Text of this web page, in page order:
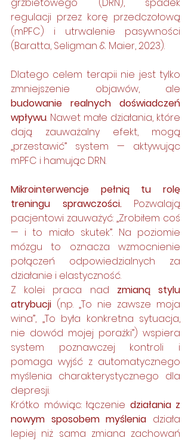
regulacji przez korę przedczołową
(mPFC) i utrwalenie pasywności
(Baratta, Seligman & Maier, 2023).
Dlatego celem terapii nie jest tylko
budowanie realnych doświadczeń
wpływu. Nawet małe działania, które
dają zauważalny efekt, mogą
„przestawić” system — aktywując
mPFC i hamując DRN.
Mikrointerwencje
pełnią tu rolę
treningu sprawczości. Pozwalają
pacjentowi zauważyć: „Zrobiłem coś
— i to miało skutek”. Na poziomie
mózgu to oznacza wzmocnienie
połączeń odpowiedzialnych za
działanie i elastyczność.
Z kolei praca nad zmianą stylu
atrybucji (np. „To nie zawsze moja
wina”, „To była konkretna sytuacja,
nie dowód mojej porażki”) wspiera
system poznawczej kontroli i
pomaga wyjść z automatycznego
myślenia charakterystycznego dla
depresji.
Krótko mówiąc: łączenie działania z
nowym sposobem myślenia działa
lepiej niż sama zmiana zachowań